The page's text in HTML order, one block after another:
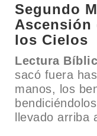
Segundo
Ascensión
los Cielos
Lectura
sacó fuera
manos, los
llevado arriba